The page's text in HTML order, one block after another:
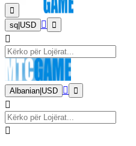
sq USD
Albanian USD